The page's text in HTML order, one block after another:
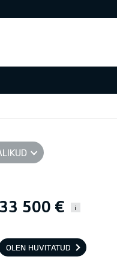
33 500 € i
OLEN HUVITATUD